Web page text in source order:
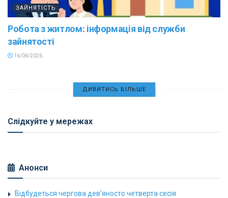
ЗАЙНЯТІСТЬ
Робота з житлом: інформація від служби
зайнятості
16/06/2026
ДИВИТИСЬ БІЛЬШЕ
Слідкуйте у мережах
Анонси
Відбудеться чергова дев’яносто четверта сесія